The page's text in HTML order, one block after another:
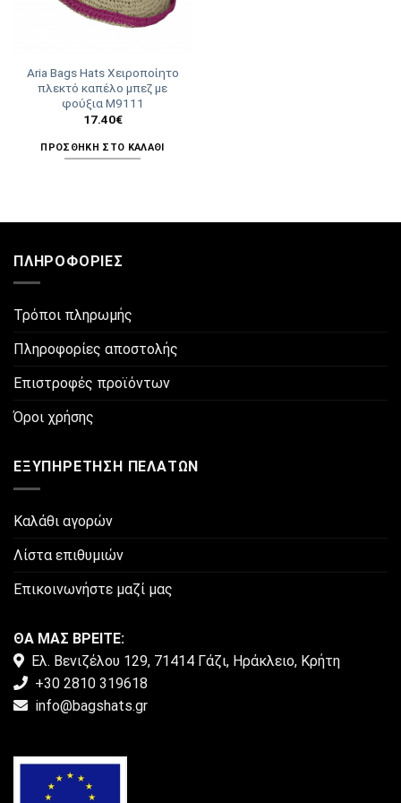
Aria Bags Hats Χειροποίητο
πλεκτό καπέλο μπεζ με
φούξια Μ9111
17.40€
ΠΡΟΣΘΉΚΗ ΣΤΟ ΚΑΛΆΘΙ
ΠΛΗΡΟΦΟΡΊΕΣ
Τρόποι πληρωμής
Πληροφορίες αποστολής
Επιστροφές προϊόντων
Όροι χρήσης
ΕΞΥΠΗΡΈΤΗΣΗ ΠΕΛΑΤΏΝ
Καλάθι αγορών
Λίστα επιθυμιών
Επικοινωνήστε μαζί μας
ΘΑ ΜΑΣ ΒΡΕΙΤΕ:
Ελ. Βενιζέλου 129, 71414 Γάζι, Ηράκλειο, Κρήτη
+30 2810 319618
info@bagshats.gr